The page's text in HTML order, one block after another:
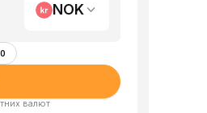
NOK
валют